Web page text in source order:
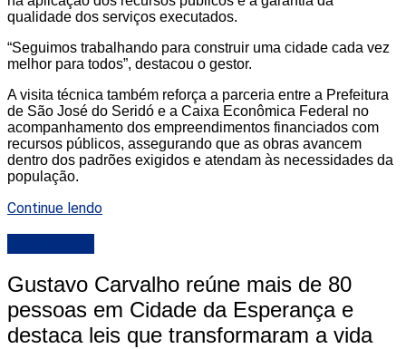
qualidade dos serviços executados.
“Seguimos trabalhando para construir uma cidade cada vez
melhor para todos”, destacou o gestor.
A visita técnica também reforça a parceria entre a Prefeitura
de São José do Seridó e a Caixa Econômica Federal no
acompanhamento dos empreendimentos financiados com
recursos públicos, assegurando que as obras avancem
dentro dos padrões exigidos e atendam às necessidades da
população.
Continue lendo
Gustavo Carvalho reúne mais de 80
pessoas em Cidade da Esperança e
destaca leis que transformaram a vida